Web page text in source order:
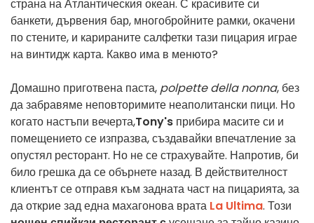
страна на Атлантическия океан. С красивите си
банкети, дървения бар, многобройните рамки, окачени
по стените, и карираните салфетки тази пицария играе
на винтидж карта. Какво има в менюто?
Домашно приготвена паста, polpette della nonna, без
да забравяме неповторимите неаполитански пици. Но
когато настъпи вечерта,Tony's прибира масите си и
помещението се изпразва, създавайки впечатление за
опустял ресторант. Но не се страхувайте. Напротив, би
било грешка да се обърнете назад. В действителност
клиентът се отправя към задната част на пицарията, за
да открие зад една махагонова врата La Ultima. Този